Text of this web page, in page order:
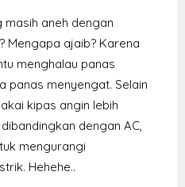
masih aneh dengan
Mengapa ajaib? Karena
menghalau panas
panas menyengat. Selain
kipas angin lebih
dengan AC,
mengurangi
Hehehe..